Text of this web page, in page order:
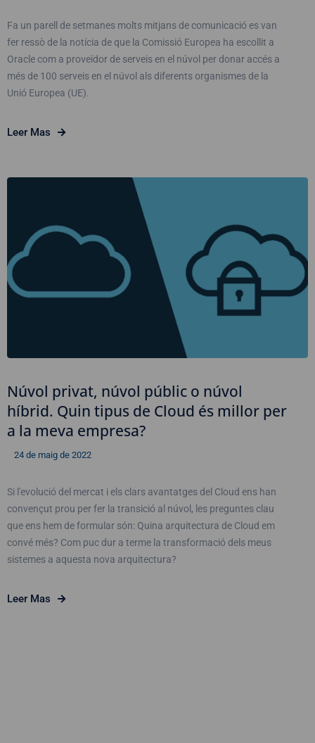
Fa un parell de setmanes molts mitjans de comunicació es van
fer ressò de la notícia de que la Comissió Europea ha escollit a
Oracle com a proveïdor de serveis en el núvol per donar accés a
més de 100 serveis en el núvol als diferents organismes de la
Unió Europea (UE).
Leer Mas
Núvol privat, núvol públic o núvol
híbrid. Quin tipus de Cloud és millor per
a la meva empresa?
24 de maig de 2022
Si l'evolució del mercat i els clars avantatges del Cloud ens han
convençut prou per fer la transició al núvol, les preguntes clau
que ens hem de formular són: Quina arquitectura de Cloud em
convé més? Com puc dur a terme la transformació dels meus
sistemes a aquesta nova arquitectura?
Leer Mas